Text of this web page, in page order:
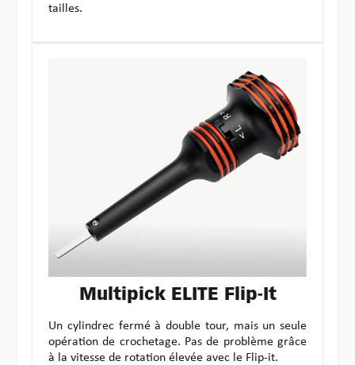
tailles.
Multipick ELITE Flip-It
Un cylindrec fermé à double tour, mais un seule
opération de crochetage. Pas de problème grâce
à la vitesse de rotation élevée avec le Flip-it.